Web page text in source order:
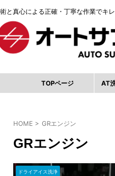
と真心による正確・丁寧な作業でキ
TOPページ AT
HOME > GRエンジン
GRエンジン
ドライアイス洗浄